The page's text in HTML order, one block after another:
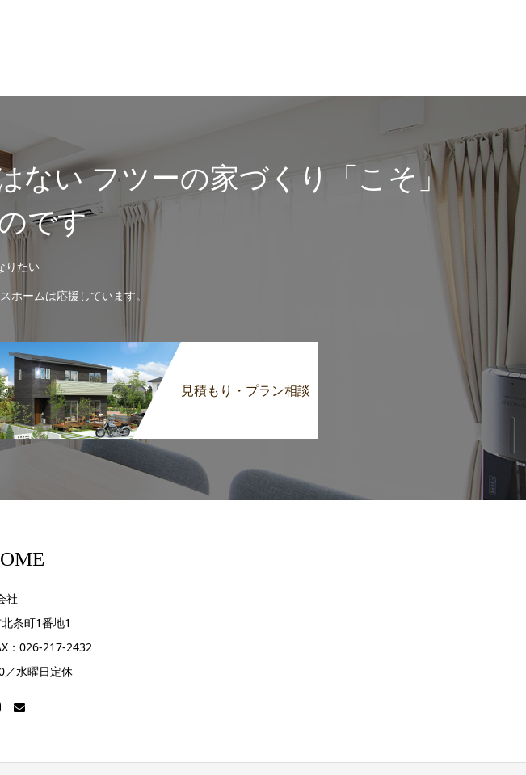
ない フツーの家づくり「こそ」
です
りたい
ホームは応援しています。
見積もり・プラン相談
社
条町1番地1
：026-217-2432
／水曜日定休